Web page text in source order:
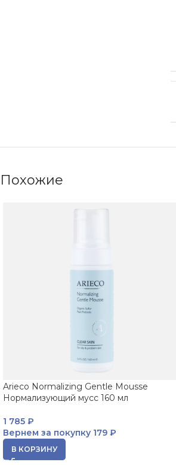
Похожие
Arieco Normalizing Gentle Mousse
Нормализующий мусс 160 мл
1 785 ₽
Вернем за покупку 179 ₽
В КОРЗИНУ